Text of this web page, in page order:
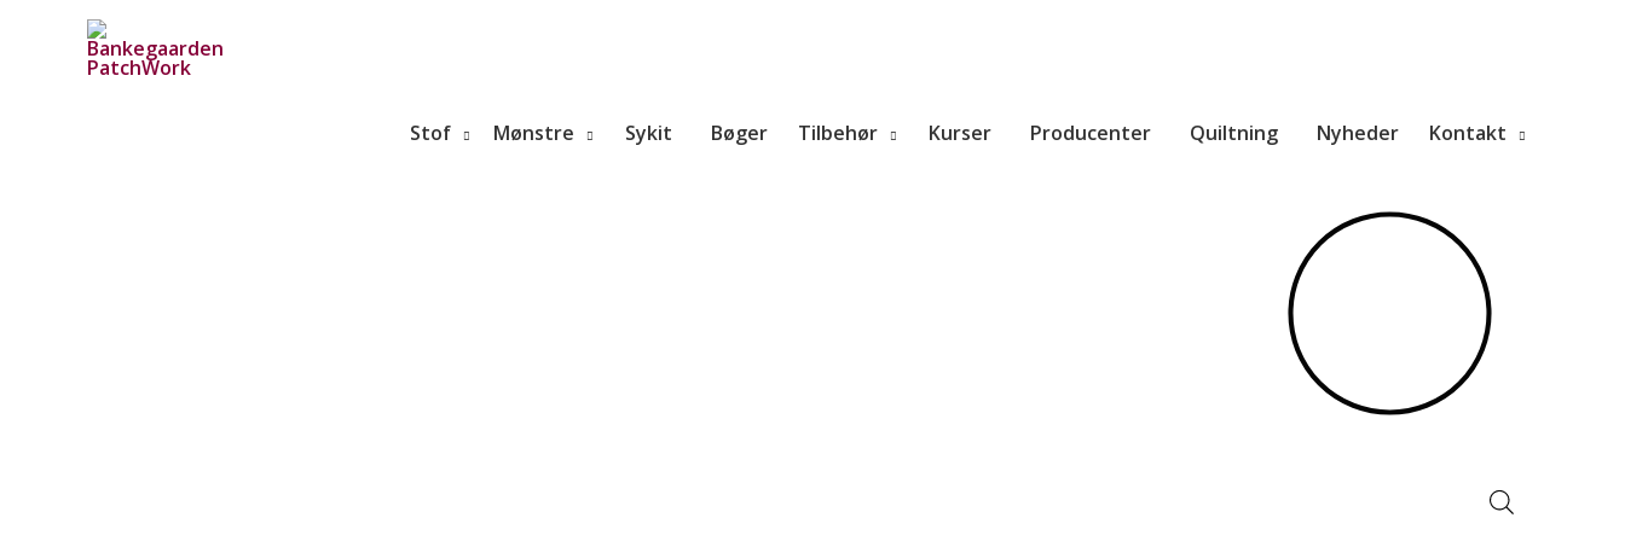
indholdet
Stof Mønstre Sykit Bøger Tilbehør Kurser Producenter Quiltning Nyheder Kontakt